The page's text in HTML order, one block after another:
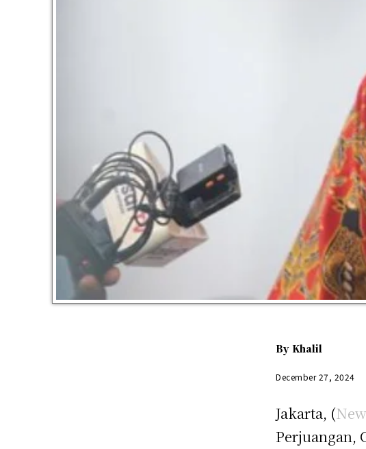
By Khalil
December 27, 2024
Jakarta, (
Perjuangan,